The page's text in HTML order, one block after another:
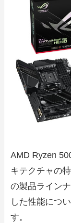
AMD Ryzen
キテクチャの
の製品ライン
した性能につ
す。